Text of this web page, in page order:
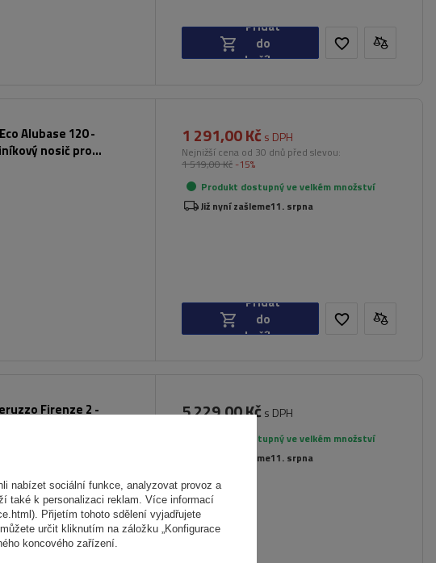
Přidat
do
košíku
Alubase 120 -
nosič pro
1 291,00 Kč s DPH
Nejnižší cena od 30 dnů před slevou:
1 519,00 Kč -15%
Produkt dostupný ve velkém množství
Již nyní zašleme11. srpna
Přidat
do
košíku
Firenze 2 -
kol:45 kg
5 229,00 Kč s DPH
Produkt dostupný ve velkém množství
Již nyní zašleme11. srpna
nabízet sociální funkce, analyzovat provoz a
také k personalizaci reklam. Více informací
Přijetím tohoto sdělení vyjadřujete
určit kliknutím na záložku „Konfigurace
koncového zařízení.